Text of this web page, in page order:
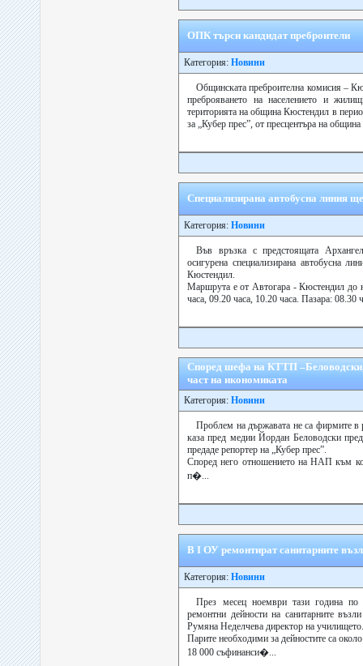
ОПК търси кандидат преброители
Категория: Новини
Общинската преброителна комисия –
преброяването на населението и
територията на община Кюстендил в
за „Кубер прес”, от пресцентъра на
Специализирана автобусна линия
Категория: Новини
Във връзка с предстоящата
осигурена специализирана автобусна
Кюстендил.
Маршрута е от Автогара - Кюстендил до
часа, 09.20 часа, 10.20 часа. Пазара: 08.30
Според шефа на КТТП
част на икономиката
Категория: Новини
Проблем на държавата не са фирмите в
каза пред медии Йордан Беловодски
предаде репортер на „Кубер прес”.
Според него отношението на НАП към
п�...
В І ОУ ремонтират санитарните
Категория: Новини
През месец ноември тази година
ремонтни дейности на санитарните
Румяна Неделчева директор на училището.
Парите необходими за дейностите са
18 000 съфинанси�...